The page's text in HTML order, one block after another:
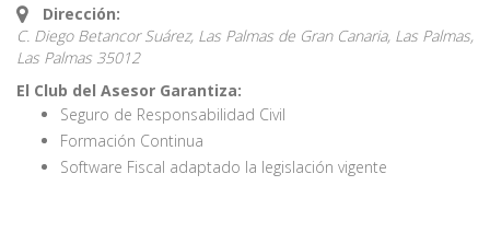
Dirección:
C. Diego Betancor Suárez, Las Palmas de Gran Canaria, Las Palmas,
Las Palmas 35012
El Club del Asesor Garantiza:
Seguro de Responsabilidad Civil
Formación Continua
Software Fiscal adaptado la legislación vigente